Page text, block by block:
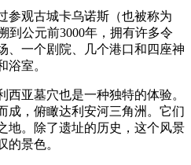
参观古城卡乌诺斯（也被称为
到公元前3000年，拥有许多令
、一个剧院、几个港口和四座神
浴室。
亚墓穴也是一种独特的体验。
成，俯瞰达利安河三角洲。它们
地。除了遗址的历史，这个风景
的景色。